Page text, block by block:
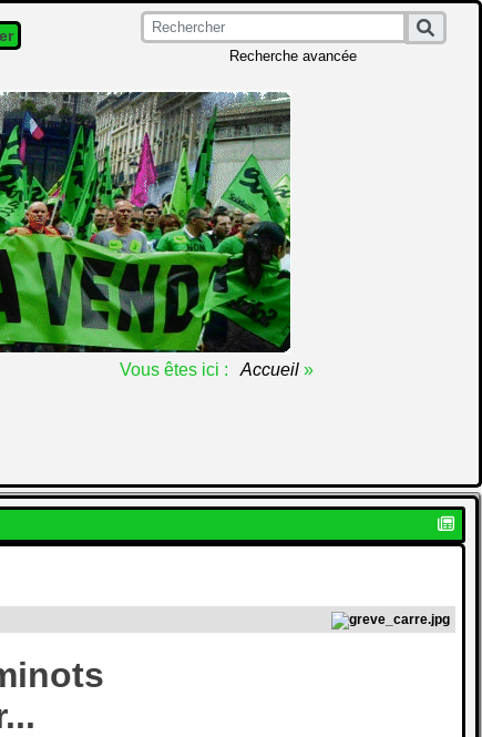
Recherche avancée
Vous êtes ici : Accueil »